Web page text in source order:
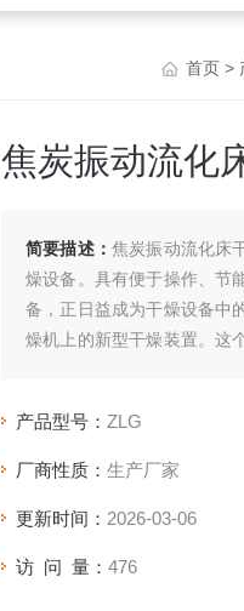
首页 >
焦炭振动流化
简要描述： 焦炭振动流化床
燥设备。具有便于操作、节
备，正日益成为干燥设备中
燥机上的新型干燥装置。这
产品型号： ZLG
厂商性质： 生产厂家
更新时间： 2026-03-06
访 问 量： 476